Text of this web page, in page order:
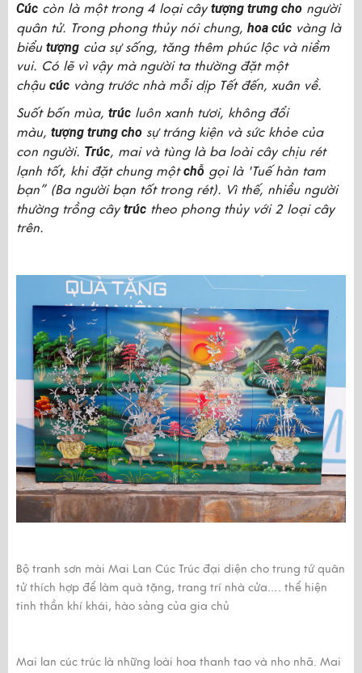
Cúc còn là một trong 4 loại cây tượng trưng cho người
quân tử. Trong phong thủy nói chung, hoa cúc vàng là
biểu tượng của sự sống, tăng thêm phúc lộc và niềm
vui. Có lẽ vì vậy mà người ta thường đặt một
chậu cúc vàng trước nhà mỗi dịp Tết đến, xuân về.
Suốt bốn mùa, trúc luôn xanh tươi, không đổi
màu, tượng trưng cho sự tráng kiện và sức khỏe của
con người. Trúc, mai và tùng là ba loài cây chịu rét
lạnh tốt, khi đặt chung mộtchỗ gọi là 'Tuế hàn tam
bạn” (Ba người bạn tốt trong rét). Vì thế, nhiều người
thường trồng cây trúc theo phong thủy với 2 loại cây
trên.
Bộ tranh sơn mài Mai Lan Cúc Trúc đại diện cho trung tứ quân
tử thích hợp để làm quà tặng, trang trí nhà cửa…. thể hiện
tinh thần khí khái, hào sảng của gia chủ
Mai lan cúc trúc là những loài hoa thanh tao và nho nhã. Mai